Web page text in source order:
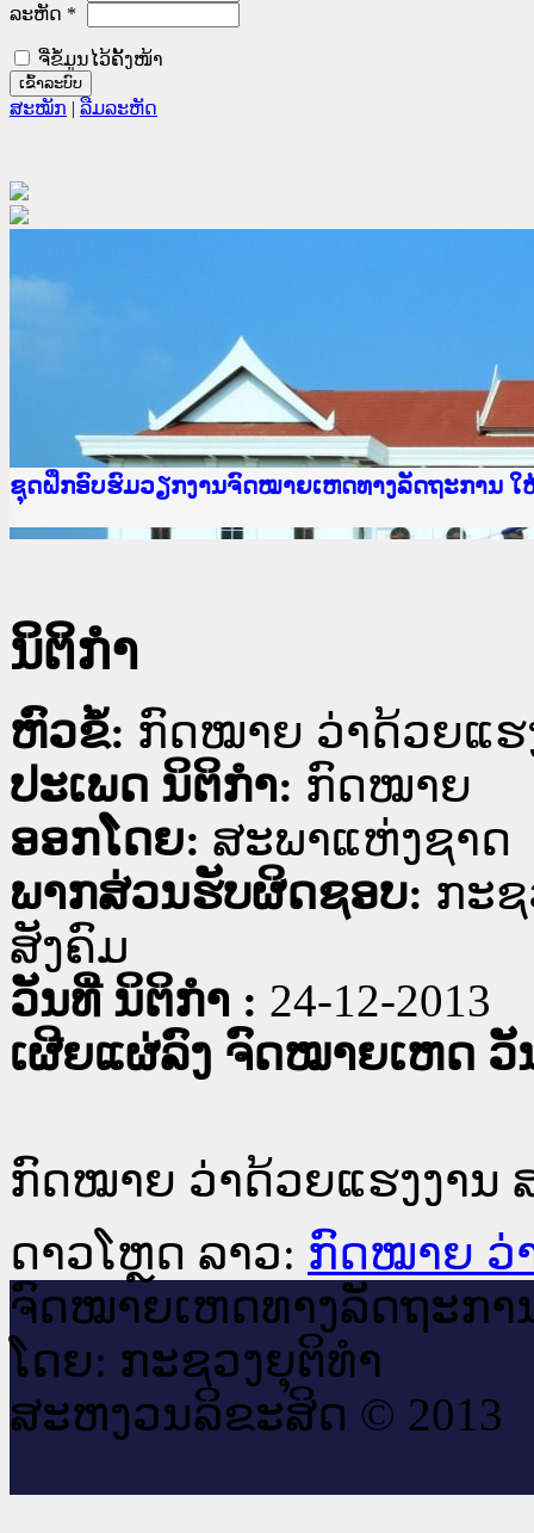
ລະຫັດ *
ຈື່ຂໍ້ມູນໄວ້ຄັ້ງໜ້າ
ສະໝັກ | ລືມລະຫັດ
Ministry of Justice Lao PDR
ເຜີຍແຜ່ວັບໄຊຈົດໝາຍເຫດທາງລັດຖະການ ແລະ ແອັ
ກະຊວງຍຸຕິທຳ
ຊຸດຝຶກອົບຮົມວຽກງານຈົດໝາຍເຫດທາງລັດຖະການ
ກອງປະຊຸມທົບທວນຄືນການຈັດຕັ້ງປະຕິບັດວຽກງານຈົ
ຝຶກອົບຮົມ ຜູ່ປະສານງານວຽກງານຈົດໝາຍເຫດທາງລັ
ຝຶກອົບຮົມ ຜູ່ປະສານງານວຽກງານຈົດໝາຍເຫດທາງລັ
ເຜີຍແຜ່ແອັບກົດໝາຍລາວ ແລະ ເວັບໄຊຈົດໝາຍເຫດ
ເຜີຍແຜ່ແອັບກົດໝາຍລາວ ແລະ ເວັບໄຊຈົດໝາຍເຫດ
ຍົກລະດັບວຽກງານຈົດໝາຍເຫດທາງລັດຖະການໃຫ້ຜູ້
ຊຸດຝຶກອົບຮົມວຽກງານຈົດໝາຍເຫດທາງລັດຖະການ ໃ
ນິຕິກໍາ
ຫົວຂໍ້: ກົດ​ໝາຍ ວ່າ​ດ້ວຍ​ແຮ
ປະເພດ ນິຕິກໍາ: ກົດໝາຍ
ອອກໂດຍ: ສະພາແຫ່ງຊາດ
ພາກສ່ວນຮັບຜິດຊອບ: ກະ
ສັງຄົມ
ວັນທີ່ ນິຕິກໍາ : 24-12-2013
ເຜີຍແຜ່ລົງ ຈົດໝາຍເຫດ ວັ
ກົດ​ໝາຍ ວ່າ​ດ້ວຍ​ແຮງ​ງານ
ດາວໂຫຼດ ລາວ: ກົດ​ໝາຍ ວ່
ຈົດ​ໝາຍ​ເຫດ​ທາງ​ລັດ​ຖະ​ກາ
ໂດຍ: ກະ​ຊວງຍຸ​ຕິ​ທຳ
ສະ​ຫງວນ​ລິ​ຂະ​ສິດ © 2013